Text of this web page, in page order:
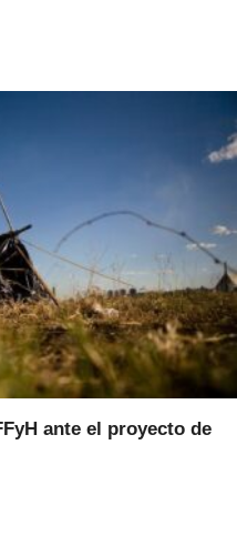
ante el proyecto de